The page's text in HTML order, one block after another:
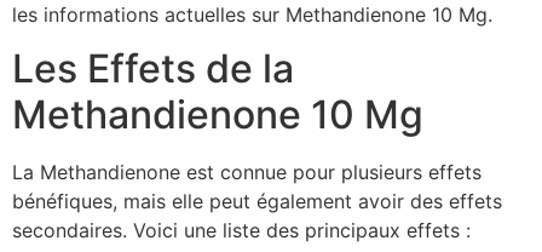
les informations actuelles sur Methandienone 10 Mg.
Les Effets de la
Methandienone 10 Mg
La Methandienone est connue pour plusieurs effets
bénéfiques, mais elle peut également avoir des effets
secondaires. Voici une liste des principaux effets :